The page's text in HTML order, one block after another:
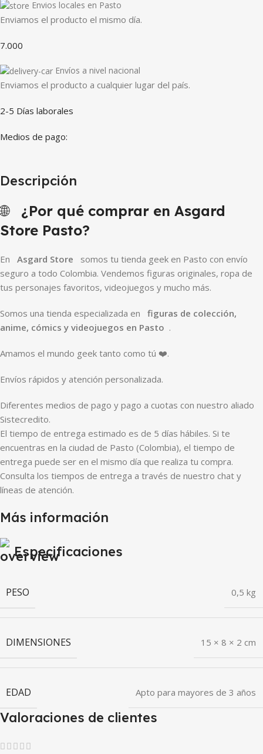
Envios locales en Pasto
Enviamos el producto el mismo día.
7.000
Envíos a nivel nacional
Enviamos el producto a cualquier lugar del país.
2-5 Días laborales
Medios de pago:
Descripción
🌐 ¿Por qué comprar en Asgard
Store Pasto?
En Asgard Store somos tu tienda geek en Pasto con envío
seguro a todo Colombia. Vendemos figuras originales, ropa de
tus personajes favoritos, videojuegos y mucho más.
Somos una tienda especializada en figuras de colección,
anime, cómics y videojuegos en Pasto .
Amamos el mundo geek tanto como tú ❤️.
Envíos rápidos y atención personalizada.
Diferentes medios de pago y pago a cuotas con nuestro aliado
Sistecredito.
El tiempo de entrega estimado es de 5 días hábiles. Si te
encuentras en la ciudad de Pasto (Colombia), el tiempo de
entrega puede ser en el mismo día que realiza tu compra.
Consulta los tiempos de entrega a través de nuestro chat y
líneas de atención.
Más información
Especificaciones
PESO 0,5 kg
DIMENSIONES 15 × 8 × 2 cm
EDAD Apto para mayores de 3 años
Valoraciones de clientes